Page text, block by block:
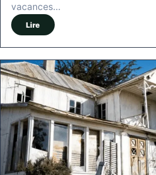
vacances…
Lire